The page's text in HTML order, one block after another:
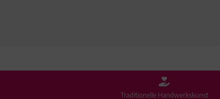
Traditionelle Handwerkskunst